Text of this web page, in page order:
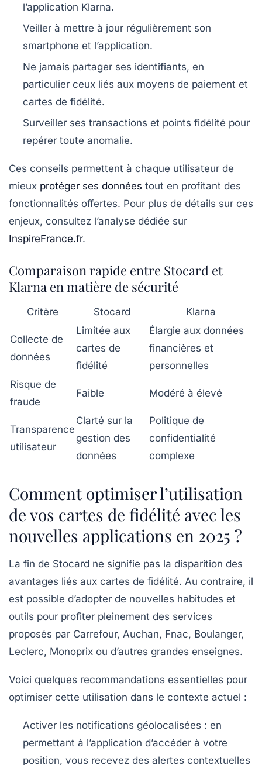
l’application Klarna.
Veiller à mettre à jour régulièrement son
smartphone et l’application.
Ne jamais partager ses identifiants, en
particulier ceux liés aux moyens de paiement et
cartes de fidélité.
Surveiller ses transactions et points fidélité pour
repérer toute anomalie.
Ces conseils permettent à chaque utilisateur de
mieux protéger ses données tout en profitant des
fonctionnalités offertes. Pour plus de détails sur ces
enjeux, consultez l’analyse dédiée sur
InspireFrance.fr.
Comparaison rapide entre Stocard et
Klarna en matière de sécurité
Critère Stocard Klarna
Collecte de
données
Limitée aux
cartes de
fidélité
Élargie aux données
financières et
personnelles
Risque de
fraude
Faible Modéré à élevé
Transparence
utilisateur
Clarté sur la
gestion des
données
Politique de
confidentialité
complexe
Comment optimiser l’utilisation
de vos cartes de fidélité avec les
nouvelles applications en 2025 ?
La fin de Stocard ne signifie pas la disparition des
avantages liés aux cartes de fidélité. Au contraire, il
est possible d’adopter de nouvelles habitudes et
outils pour profiter pleinement des services
proposés par Carrefour, Auchan, Fnac, Boulanger,
Leclerc, Monoprix ou d’autres grandes enseignes.
Voici quelques recommandations essentielles pour
optimiser cette utilisation dans le contexte actuel :
Activer les notifications géolocalisées : en
permettant à l’application d’accéder à votre
position, vous recevez des alertes contextuelles